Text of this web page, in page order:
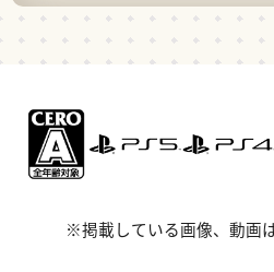
※掲載している画像、動画